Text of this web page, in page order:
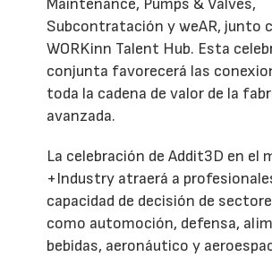
Maintenance, Pumps & Valves,
Subcontratación y weAR, junto
WORKinn Talent Hub. Esta
conjunta favorecerá las
toda la cadena de valor de la
avanzada.
La celebración de Addit3D en el
+Industry atraerá a
capacidad de decisión de
como automoción, defensa,
bebidas, aeronáutico y